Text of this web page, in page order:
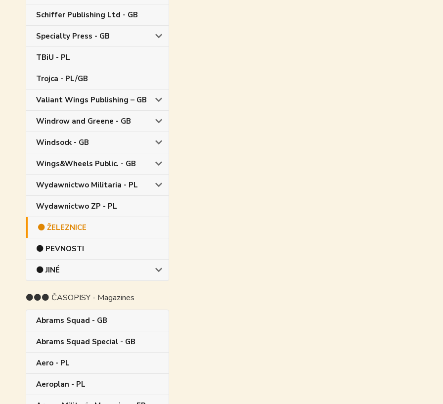
Schiffer Publishing Ltd - GB
Specialty Press - GB
TBiU - PL
Trojca - PL/GB
Valiant Wings Publishing – GB
Windrow and Greene - GB
Windsock - GB
Wings&Wheels Public. - GB
Wydawnictwo Militaria - PL
Wydawnictwo ZP - PL
⚫ ŽELEZNICE
⚫ PEVNOSTI
⚫ JINÉ
⚫⚫⚫ ČASOPISY - Magazines
Abrams Squad - GB
Abrams Squad Special - GB
Aero - PL
Aeroplan - PL